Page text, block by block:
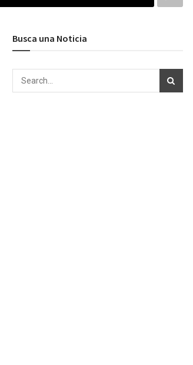
Busca una Noticia